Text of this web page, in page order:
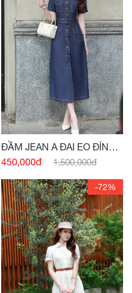
ĐẦM JEAN A ĐAI EO ĐÍNH
CÚC
450,000đ 1,500,000đ
-72%